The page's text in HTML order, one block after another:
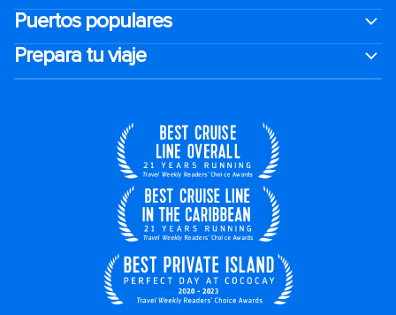
Puertos populares
Prepara tu viaje